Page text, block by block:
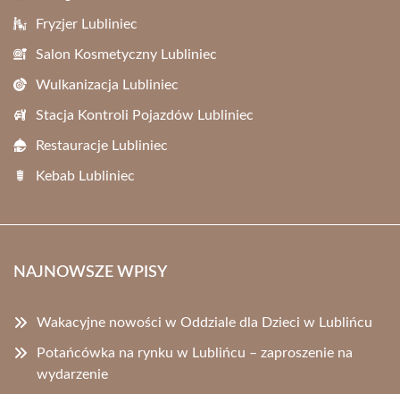
Fryzjer Lubliniec
Salon Kosmetyczny Lubliniec
Wulkanizacja Lubliniec
Stacja Kontroli Pojazdów Lubliniec
Restauracje Lubliniec
Kebab Lubliniec
NAJNOWSZE WPISY
Wakacyjne nowości w Oddziale dla Dzieci w Lublińcu
Potańcówka na rynku w Lublińcu – zaproszenie na
wydarzenie